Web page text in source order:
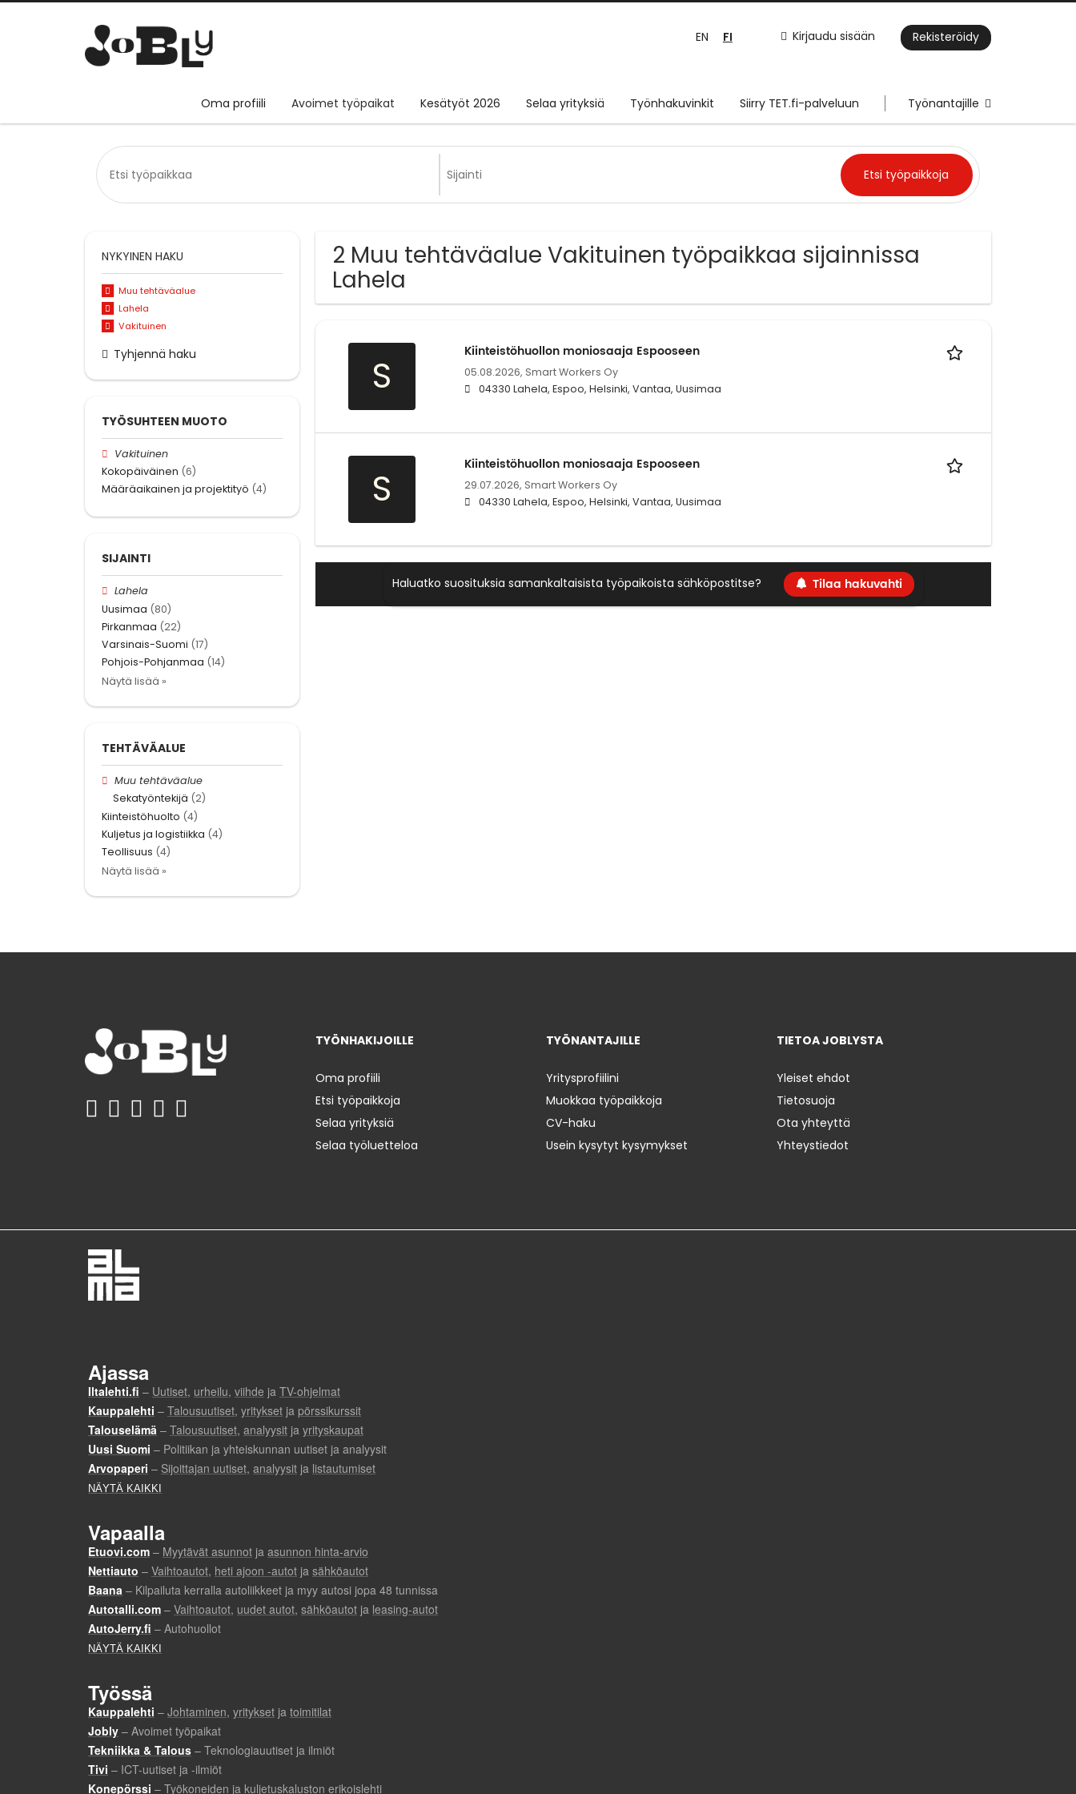
Kirjaudu sisään Rekisteröidy
EN FI
Oma profiili Avoimet työpaikat Kesätyöt 2026 Selaa yrityksiä Työnhakuvinkit Siirry TET.fi-palveluun Työnantajille
2 Muu tehtäväalue Vakituinen työpaikkaa sijainnissa
Lahela
S
Kiinteistöhuollon moniosaaja Espooseen
05.08.2026, Smart Workers Oy
04330 Lahela, Espoo, Helsinki, Vantaa, Uusimaa
S
Kiinteistöhuollon moniosaaja Espooseen
29.07.2026, Smart Workers Oy
04330 Lahela, Espoo, Helsinki, Vantaa, Uusimaa
Haluatko suosituksia samankaltaisista työpaikoista sähköpostitse? Tilaa hakuvahti
NYKYINEN HAKU
Muu tehtäväalue
Lahela
Vakituinen
Tyhjennä haku
TYÖSUHTEEN MUOTO
Vakituinen
Kokopäiväinen (6)
Määräaikainen ja projektityö (4)
SIJAINTI
Lahela
Uusimaa (80)
Pirkanmaa (22)
Varsinais-Suomi (17)
Pohjois-Pohjanmaa (14)
Näytä lisää »
TEHTÄVÄALUE
Muu tehtäväalue
Sekatyöntekijä (2)
Kiinteistöhuolto (4)
Kuljetus ja logistiikka (4)
Teollisuus (4)
Näytä lisää »
TYÖNHAKIJOILLE
Oma profiili
Etsi työpaikkoja
Selaa yrityksiä
Selaa työluetteloa
TYÖNANTAJILLE
Yritysprofiilini
Muokkaa työpaikkoja
CV-haku
Usein kysytyt kysymykset
TIETOA JOBLYSTA
Yleiset ehdot
Tietosuoja
Ota yhteyttä
Yhteystiedot